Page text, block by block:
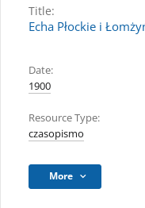
Title:
Echa Płockie i
Date:
1900
Resource Type:
czasopismo
More